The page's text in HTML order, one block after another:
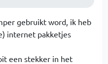
gebruikt word, ik heb
internet pakketjes
een stekker in het